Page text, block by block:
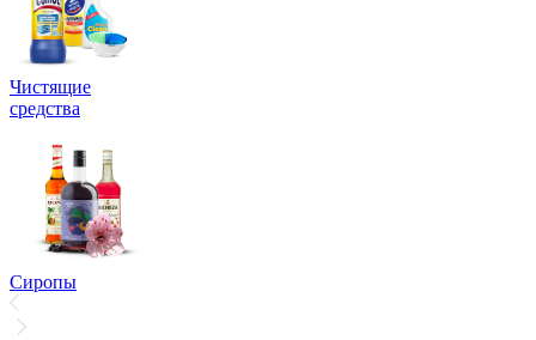
Чистящие
средства
Сиропы